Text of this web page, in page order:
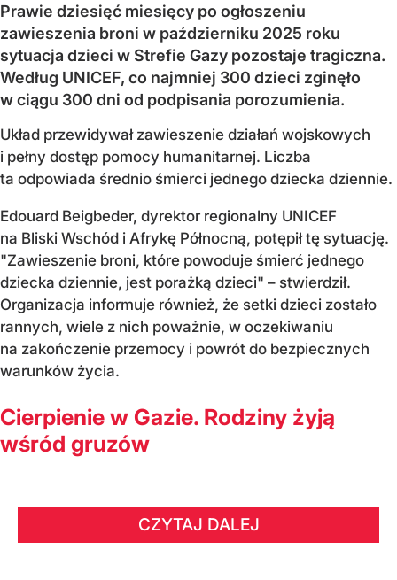
Prawie dziesięć miesięcy po ogłoszeniu
zawieszenia broni w październiku 2025 roku
sytuacja dzieci w Strefie Gazy pozostaje tragiczna.
Według UNICEF, co najmniej 300 dzieci zginęło
w ciągu 300 dni od podpisania porozumienia.
Układ przewidywał zawieszenie działań wojskowych
i pełny dostęp pomocy humanitarnej. Liczba
ta odpowiada średnio śmierci jednego dziecka dziennie.
Edouard Beigbeder, dyrektor regionalny UNICEF
na Bliski Wschód i Afrykę Północną, potępił tę sytuację.
"Zawieszenie broni, które powoduje śmierć jednego
dziecka dziennie, jest porażką dzieci" – stwierdził.
Organizacja informuje również, że setki dzieci zostało
rannych, wiele z nich poważnie, w oczekiwaniu
na zakończenie przemocy i powrót do bezpiecznych
warunków życia.
Cierpienie w Gazie. Rodziny żyją
wśród gruzów
CZYTAJ DALEJ